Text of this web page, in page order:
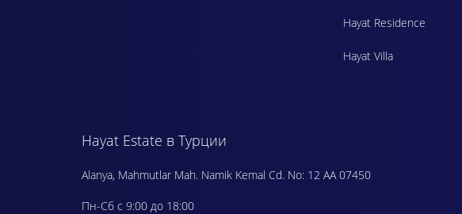
Hayat Residence
Hayat Villa
Hayat Estate в Турции
Alanya, Mahmutlar Mah. Namik Kemal Cd. No: 12 AA 07450
Пн-Сб с 9:00 до 18:00